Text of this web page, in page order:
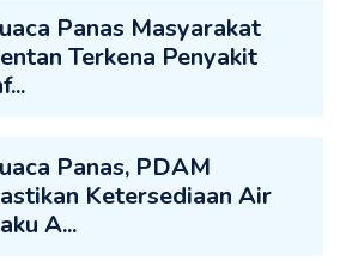
Panas Masyarakat
Terkena Penyakit
Panas, PDAM
Ketersediaan Air
A...